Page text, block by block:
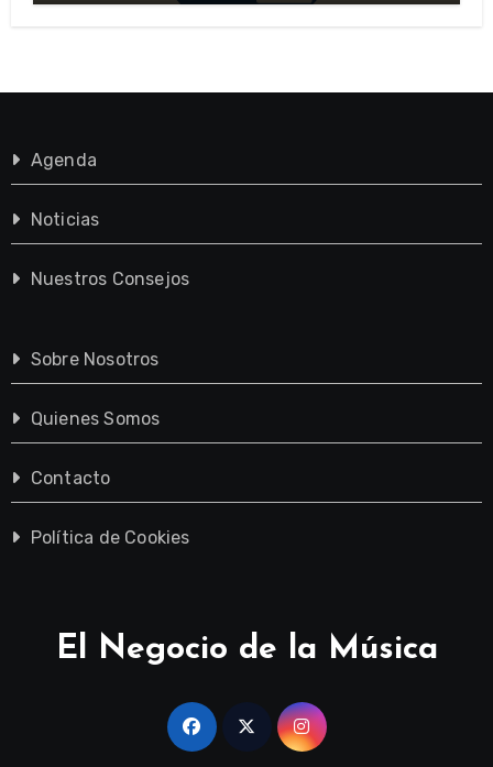
Agenda
Noticias
Nuestros Consejos
Sobre Nosotros
Quienes Somos
Contacto
Política de Cookies
El Negocio de la Música